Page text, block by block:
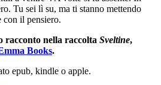
Tu sei lì su, ma ti stanno mettendo
con il pensiero.
racconto nella raccolta Sveltine,
Books.
epub, kindle o apple.